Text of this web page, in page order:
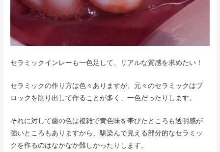
セラミックインレーも一色足して、リアルな質感を求めたい！
セラミックの作り方は色々ありますが、元々のセラミックはブ
ロックを削り出して作ることが多く、一色だったりします。
それに対して歯の色は複雑で黄色味を帯びたところも透明感が
強いところもありますから、馴染んで見える部分的なセラミッ
クを作るのはなかなか難しかったりします。